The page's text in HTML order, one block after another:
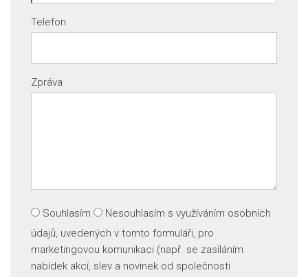
Telefon
Zpráva
Souhlasím Nesouhlasím s využíváním osobních
údajů, uvedených v tomto formuláři, pro
marketingovou komunikaci (např. se zasíláním
nabídek akcí, slev a novinek od společnosti